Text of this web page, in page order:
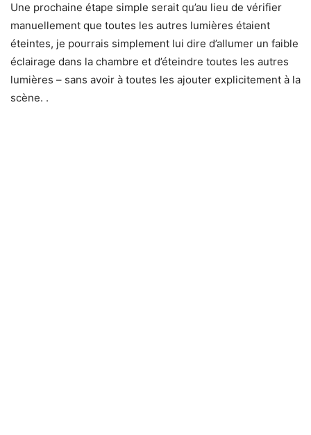
Une prochaine étape simple serait qu’au lieu de vérifier
manuellement que toutes les autres lumières étaient
éteintes, je pourrais simplement lui dire d’allumer un faible
éclairage dans la chambre et d’éteindre toutes les autres
lumières – sans avoir à toutes les ajouter explicitement à la
scène. .